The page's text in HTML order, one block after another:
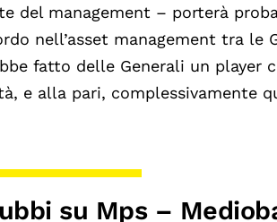
del management – porterà
nell’asset management tra le
fatto delle Generali un player
e alla pari, complessivamente
su Mps –